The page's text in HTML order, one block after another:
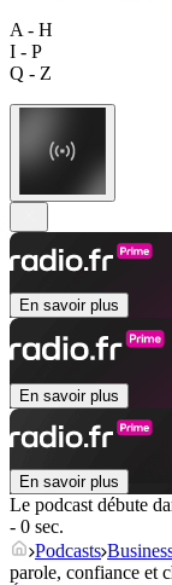
A - H
I - P
Q - Z
En savoir plus
En savoir plus
En savoir plus
Le podcast débute
- 0 sec.
Podcasts
parole, confiance et